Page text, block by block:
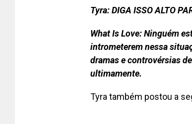
Tyra: DIGA ISSO ALTO
What Is Love: Ninguém
intrometerem nessa
dramas e controvérsias
ultimamente.
Tyra também postou a